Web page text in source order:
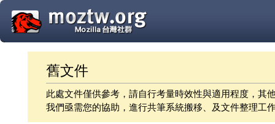
舊文件
此處文件僅供參考，請自行考量時效性與適用程度，其
我們亟需您的協助，進行共筆系統搬移、及文件整理工